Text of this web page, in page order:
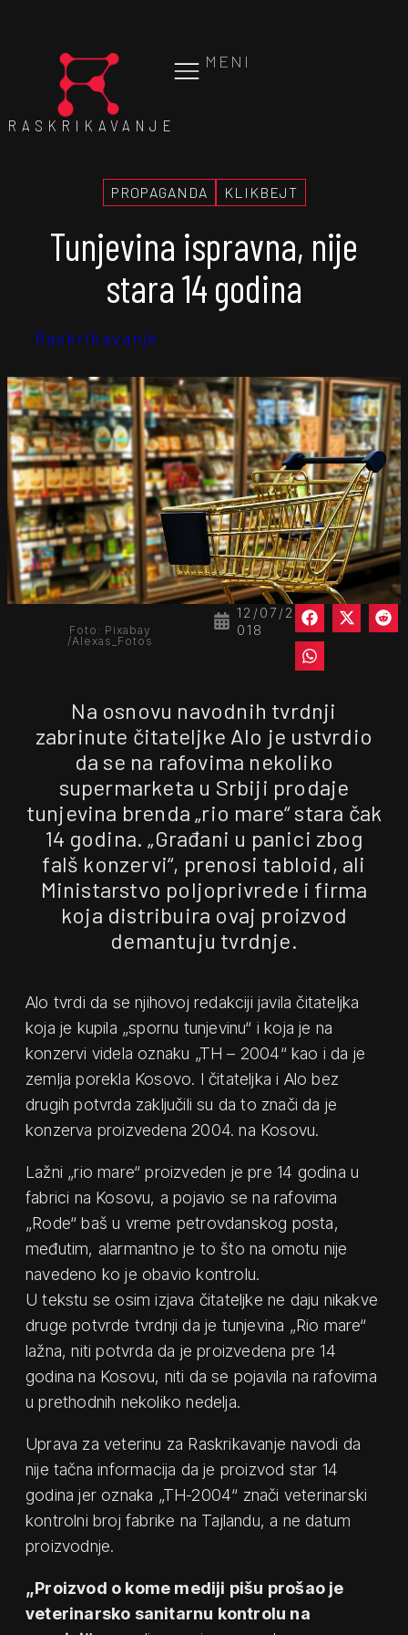
MENI
RASKRIKAVANJE
PROPAGANDA KLIKBEJT
Tunjevina ispravna, nije
stara 14 godina
Raskrikavanje
12/07/2
018
Foto: Pixabay
/Alexas_Fotos
Na osnovu navodnih tvrdnji
zabrinute čitateljke Alo je ustvrdio
da se na rafovima nekoliko
supermarketa u Srbiji prodaje
tunjevina brenda „rio mare“ stara čak
14 godina. „Građani u panici zbog
falš konzervi“, prenosi tabloid, ali
Ministarstvo poljoprivrede i firma
koja distribuira ovaj proizvod
demantuju tvrdnje.
Alo tvrdi da se njihovoj redakciji javila čitateljka
koja je kupila „spornu tunjevinu“ i koja je na
konzervi videla oznaku „TH – 2004“ kao i da je
zemlja porekla Kosovo. I čitateljka i Alo bez
drugih potvrda zaključili su da to znači da je
konzerva proizvedena 2004. na Kosovu.
Lažni „rio mare“ proizveden je pre 14 godina u
fabrici na Kosovu, a pojavio se na rafovima
„Rode“ baš u vreme petrovdanskog posta,
međutim, alarmantno je to što na omotu nije
navedeno ko je obavio kontrolu.
U tekstu se osim izjava čitateljke ne daju nikakve
druge potvrde tvrdnji da je tunjevina „Rio mare“
lažna, niti potvrda da je proizvedena pre 14
godina na Kosovu, niti da se pojavila na rafovima
u prethodnih nekoliko nedelja.
Uprava za veterinu za Raskrikavanje navodi da
nije tačna informacija da je proizvod star 14
godina jer oznaka „TH-2004“ znači veterinarski
kontrolni broj fabrike na Tajlandu, a ne datum
proizvodnje.
„Proizvod o kome mediji pišu prošao je
veterinarsko sanitarnu kontrolu na